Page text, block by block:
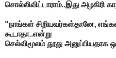
சொல்லிவிட்டாராம்..இது அழகிரி
"நாங்கள் சிறியவர்கள்தானே,
கூடாதா..என்று
செல்விமூலம் தூது அனுப்பியதாக